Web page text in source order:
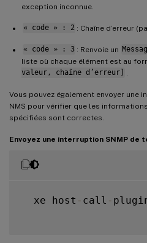
exception inconnue.
« code » : 2 : Chaîne d’erreur
« code » : 3 : Renvoie un
liste où chaque élément est au
valeur, chaîne d’erreur]
Vous pouvez également envoyer une
NMS pour vérifier que les
spécifiées sont correctes.
Envoyez une interruption SNMP de
  xe host
- call -